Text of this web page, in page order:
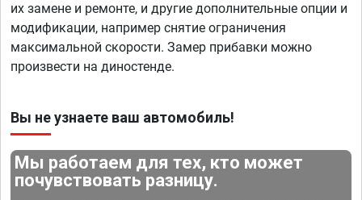
их замене и ремонте, и другие дополнительные опции и
модификации, например снятие ограничения
максимальной скорости. Замер прибавки можно
произвести на диностенде.
Вы не узнаете ваш автомобиль!
Мы работаем для тех, кто может
почувствовать разницу.